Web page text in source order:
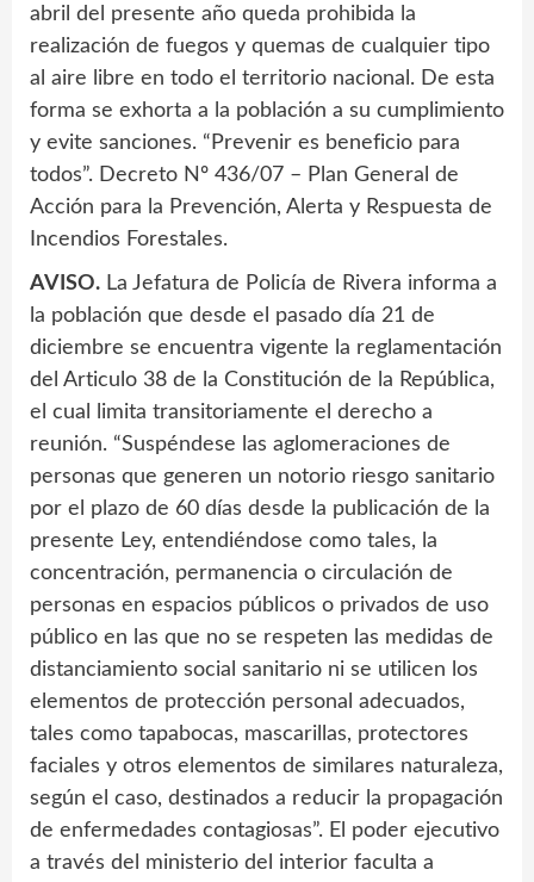
abril del presente año queda prohibida la
realización de fuegos y quemas de cualquier tipo
al aire libre en todo el territorio nacional. De esta
forma se exhorta a la población a su cumplimiento
y evite sanciones. “Prevenir es beneficio para
todos”. Decreto Nº 436/07 – Plan General de
Acción para la Prevención, Alerta y Respuesta de
Incendios Forestales.
AVISO. La Jefatura de Policía de Rivera informa a
la población que desde el pasado día 21 de
diciembre se encuentra vigente la reglamentación
del Articulo 38 de la Constitución de la República,
el cual limita transitoriamente el derecho a
reunión. “Suspéndese las aglomeraciones de
personas que generen un notorio riesgo sanitario
por el plazo de 60 días desde la publicación de la
presente Ley, entendiéndose como tales, la
concentración, permanencia o circulación de
personas en espacios públicos o privados de uso
público en las que no se respeten las medidas de
distanciamiento social sanitario ni se utilicen los
elementos de protección personal adecuados,
tales como tapabocas, mascarillas, protectores
faciales y otros elementos de similares naturaleza,
según el caso, destinados a reducir la propagación
de enfermedades contagiosas”. El poder ejecutivo
a través del ministerio del interior faculta a